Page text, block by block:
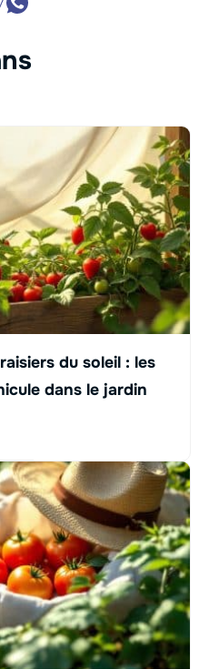
du soleil : les
dans le jardin